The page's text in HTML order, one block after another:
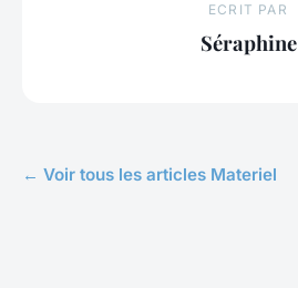
ECRIT PAR
Séraphine
← Voir tous les articles Materiel